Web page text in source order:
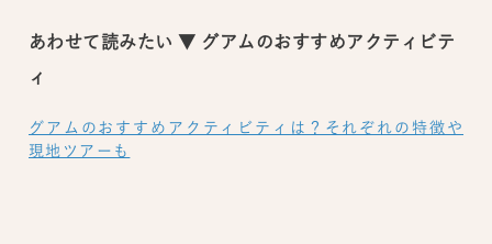
あわせて読みたい ▼ グアムのおすすめアクティビテ
ィ
グアムのおすすめアクティビティは？それぞれの特徴や
現地ツアーも